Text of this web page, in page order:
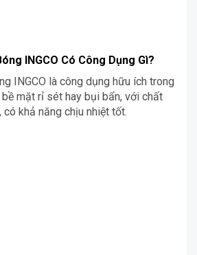
INGCO Có Công Dụng Gì?
INGCO là công dụng hữu ích trong
mặt rỉ sét hay bụi bẩn, với chất
có khả năng chịu nhiệt tốt.